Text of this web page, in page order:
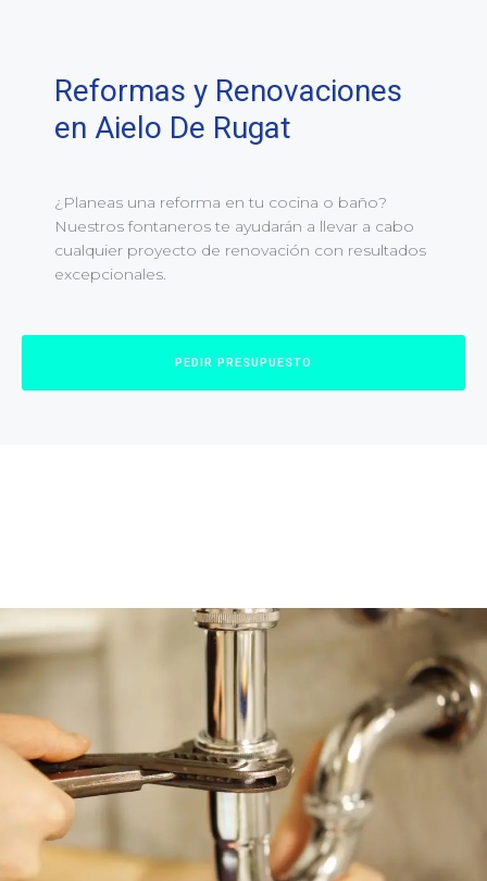
Reformas y Renovaciones
en Aielo De Rugat
¿Planeas una reforma en tu cocina o baño?
Nuestros fontaneros te ayudarán a llevar a cabo
cualquier proyecto de renovación con resultados
excepcionales.
PEDIR PRESUPUESTO